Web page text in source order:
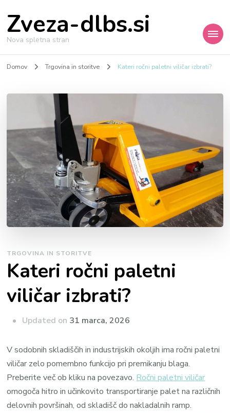
Zveza-dlbs.si
Nova spletna stran
Domov Trgovina in storitve Kateri ročni paletni viličar izbrati?
TRGOVINA IN STORITVE
Kateri ročni paletni
viličar izbrati?
Updated on 31 marca, 2026
V sodobnih skladiščih in industrijskih okoljih ima ročni paletni
viličar zelo pomembno funkcijo pri premikanju blaga.
Preberite več ob kliku na povezavo. Ročni paletni viličar
omogoča hitro in učinkovito transportiranje palet na različnih
delovnih površinah, od skladišč do nakladalnih ramp.